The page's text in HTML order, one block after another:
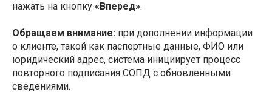
нажать на кнопку «Вперед».
Обращаем внимание: при дополнении информации
о клиенте, такой как паспортные данные, ФИО или
юридический адрес, система инициирует процесс
повторного подписания СОПД с обновленными
сведениями.